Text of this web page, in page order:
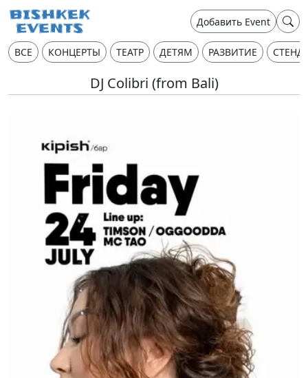
Добавить Event
ВСЕ КОНЦЕРТЫ ТЕАТР ДЕТЯМ РАЗВИТИЕ
DJ Colibri (from Bali)